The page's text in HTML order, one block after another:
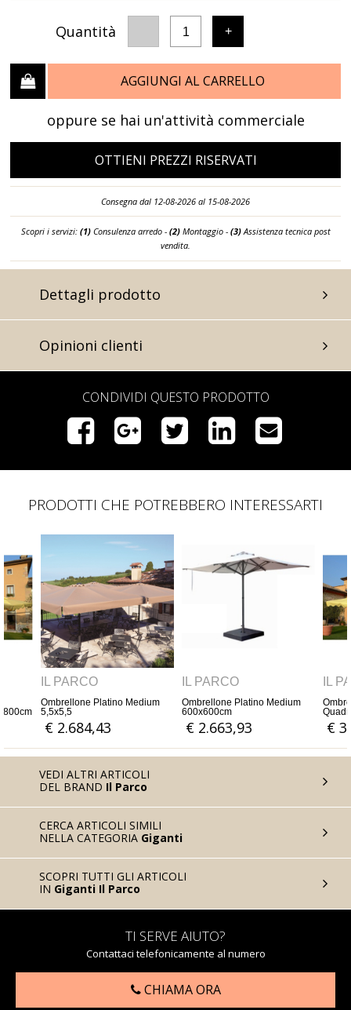
Quantità 1 +
AGGIUNGI AL CARRELLO
oppure se hai un'attività commerciale
OTTIENI PREZZI RISERVATI
Consegna dal 12-08-2026 al 15-08-2026
Scopri i servizi: (1)Consulenza arredo - (2)Montaggio - (3)Assistenza tecnica post
vendita.
Dettagli prodotto
Opinioni clienti
CONDIVIDI QUESTO PRODOTTO
PRODOTTI CHE POTREBBERO INTERESSARTI
IL PARCO
Ombrellone Platino Medium
600x600cm
€ 2.663,93
IL PARCO
Ombrellone De Luxe
Quadrifoglio Wood 600x600
€ 3.565,57
IL
€
VEDI ALTRI ARTICOLI
DEL BRAND Il Parco
CERCA ARTICOLI SIMILI
NELLA CATEGORIA Giganti
SCOPRI TUTTI GLI ARTICOLI
IN Giganti Il Parco
TI SERVE AIUTO?
Contattaci telefonicamente al numero
CHIAMA ORA